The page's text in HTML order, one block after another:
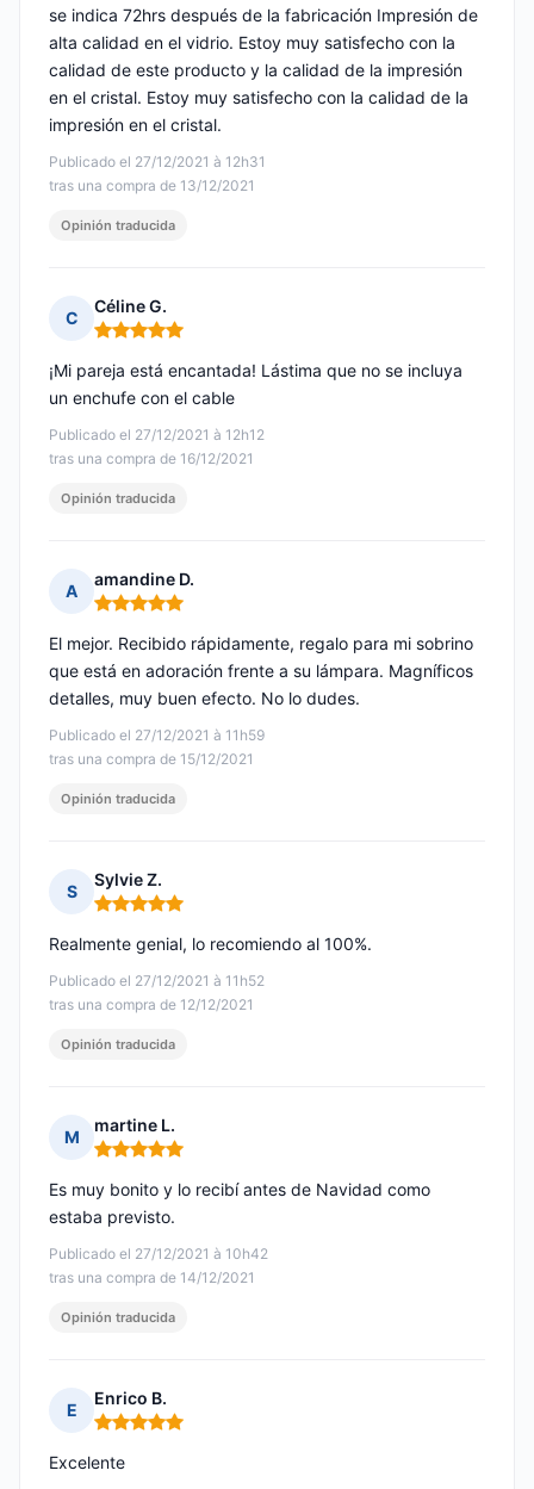
Publicado el 27/12/2021 à 12h31
tras una compra de 13/12/2021
se indica 72hrs después de la fabricación Impresión de
alta calidad en el vidrio. Estoy muy satisfecho con la
calidad de este producto y la calidad de la impresión
en el cristal. Estoy muy satisfecho con la calidad de la
impresión en el cristal.
Opinión traducida
C
Céline G.
Nota: 5 de 5
Publicado el 27/12/2021 à 12h12
tras una compra de 16/12/2021
¡Mi pareja está encantada! Lástima que no se incluya
un enchufe con el cable
Opinión traducida
A
amandine D.
Nota: 5 de 5
Publicado el 27/12/2021 à 11h59
tras una compra de 15/12/2021
El mejor. Recibido rápidamente, regalo para mi sobrino
que está en adoración frente a su lámpara. Magníficos
detalles, muy buen efecto. No lo dudes.
Opinión traducida
S
Sylvie Z.
Nota: 5 de 5
Publicado el 27/12/2021 à 11h52
tras una compra de 12/12/2021
Realmente genial, lo recomiendo al 100%.
Opinión traducida
M
martine L.
Nota: 5 de 5
Publicado el 27/12/2021 à 10h42
tras una compra de 14/12/2021
Es muy bonito y lo recibí antes de Navidad como
estaba previsto.
Opinión traducida
E
Enrico B.
Nota: 5 de 5
Excelente